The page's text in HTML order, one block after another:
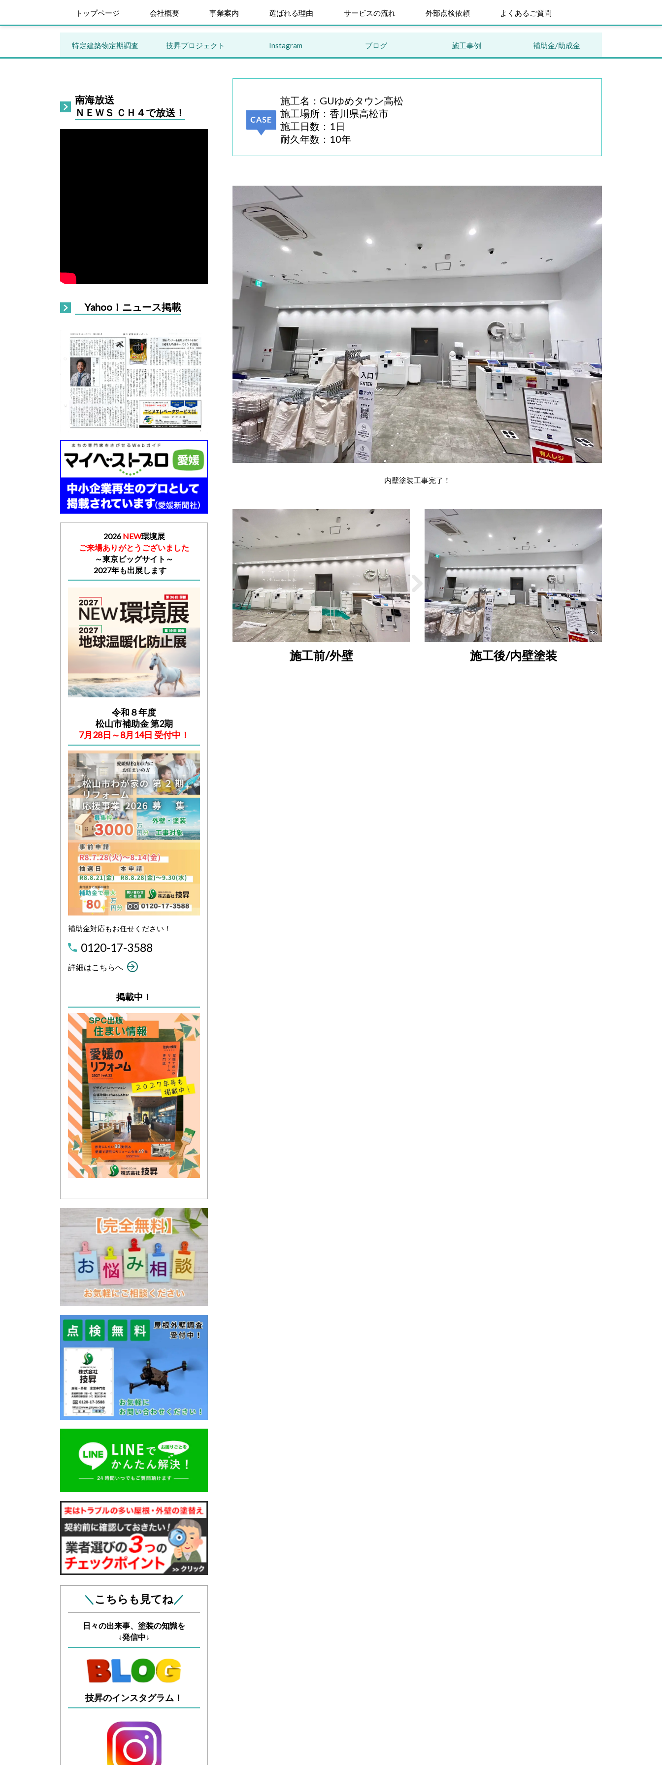
トップページ 会社概要 事業案内 選ばれる理由 サービスの流れ 外部点検依頼 よくあるご質問
特定建築物定期調査 技昇プロジェクト Instagram ブログ 施工事例 補助金/助成金
施工名：GUゆめタウン高松
施工場所：香川県高松市
施工日数：1日
耐久年数：10年
内壁塗装工事完了！
施工前/外壁 施工後/内壁塗装
南海放送
ＮＥＷＳ ＣＨ４で放送！
Yahoo！ニュース掲載
2026 NEW環境展
ご来場ありがとうございました
～東京ビッグサイト～
2027年も出展します
令和８年度
松山市補助金 第2期
7月28日～8月14日 受付中！
補助金対応もお任せください！
0120-17-3588
詳細はこちらへ
掲載中！
＼ こちらも見てね／
日々の出来事、塗装の知識を
↓発信中↓
技昇のインスタグラム！